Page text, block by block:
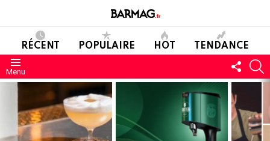
RÉCENT POPULAIRE HOT TENDANCE
Menu
NOUS
DERNIERS